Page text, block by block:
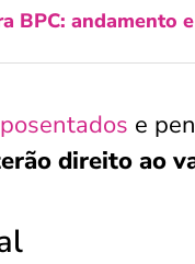
BPC: andamento
e
direito ao